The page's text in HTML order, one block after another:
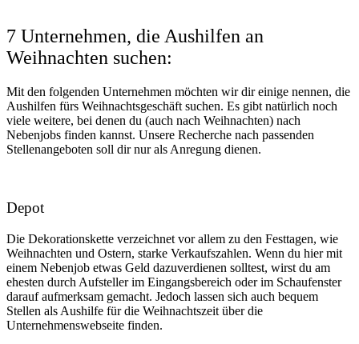
7 Unternehmen, die Aushilfen an
Weihnachten suchen:
Mit den folgenden Unternehmen möchten wir dir einige nennen, die
Aushilfen fürs Weihnachtsgeschäft suchen. Es gibt natürlich noch
viele weitere, bei denen du (auch nach Weihnachten) nach
Nebenjobs finden kannst. Unsere Recherche nach passenden
Stellenangeboten soll dir nur als Anregung dienen.
Depot
Die Dekorationskette verzeichnet vor allem zu den Festtagen, wie
Weihnachten und Ostern, starke Verkaufszahlen. Wenn du hier mit
einem Nebenjob etwas Geld dazuverdienen solltest, wirst du am
ehesten durch Aufsteller im Eingangsbereich oder im Schaufenster
darauf aufmerksam gemacht. Jedoch lassen sich auch bequem
Stellen als Aushilfe für die Weihnachtszeit über die
Unternehmenswebseite finden.